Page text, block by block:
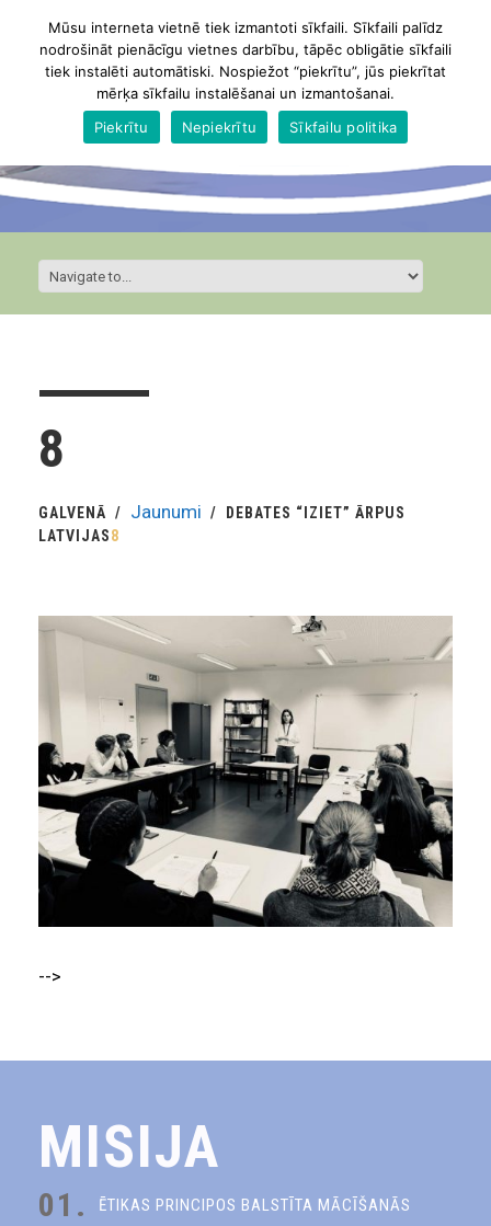
8
GALVENĀ Jaunumi
DEBATES “IZIET” ĀRPUS
LATVIJAS8
-->
MISIJA
01.
ĒTIKAS PRINCIPOS BALSTĪTA MĀCĪŠANĀS
Mūsu interneta vietnē tiek izmantoti sīkfaili. Sīkfaili palīdz
nodrošināt pienācīgu vietnes darbību, tāpēc obligātie sīkfaili
tiek instalēti automātiski. Nospiežot “piekrītu”, jūs piekrītat
mērķa sīkfailu instalēšanai un izmantošanai.
Piekrītu
Nepiekrītu Sīkfailu politika